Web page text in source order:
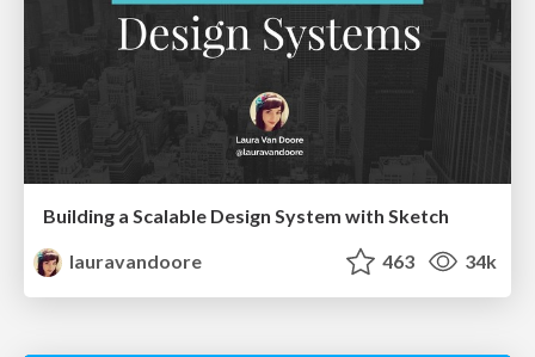
Building a Scalable Design System with Sketch
lauravandoore
463 34k